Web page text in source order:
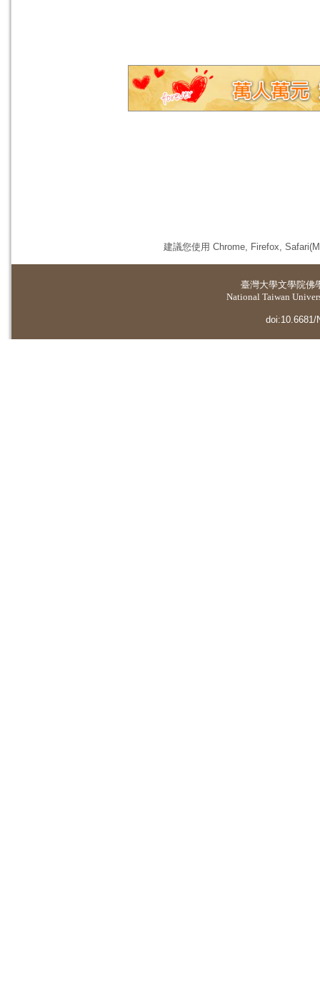
建議您使用 Chrome, Firefox,
臺灣大學文學院佛
National Taiwan
doi:10.6681/